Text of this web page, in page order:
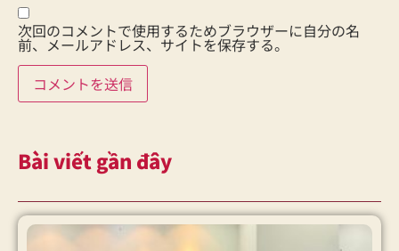
次回のコメントで使用するためブラウザーに自分の名
前、メールアドレス、サイトを保存する。
Bài viết gần đây